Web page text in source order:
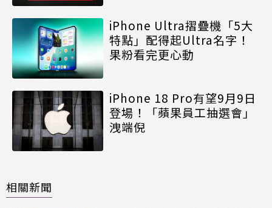
iPhone Ultra摺疊機「5大
特點」配得起Ultra名字！
果粉看完更心動
iPhone 18 Pro有望9月9日
登場！「蘋果員工抽選會」
洩端倪
相關新聞